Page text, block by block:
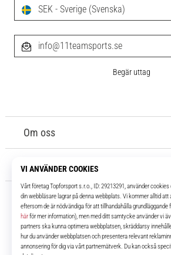
I över 16 år har vi varit dina lagkamrater,
senaste
Om oss
Kundtjänst
SEK - Sverige (Svenska)
info@11teamsports.se
Begär uttag